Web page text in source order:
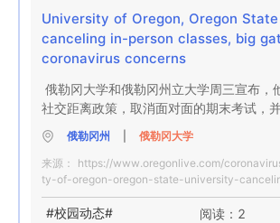
University of Oregon, Oregon
canceling in-person classes, big
coronavirus concerns
俄勒冈大学和俄勒冈州立大学周三宣布，
社交距离政策，取消面对面的期末考试，
俄勒冈州
俄勒冈大学
来源： https://www.oregonlive.com/
ty-of-oregon-oregon-state-university-
es-big-gatherings-amid-coronavirus-
#校园动态# 阅读：2